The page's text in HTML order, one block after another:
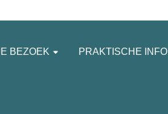
BEZOEK PRAKTISCHE INFO